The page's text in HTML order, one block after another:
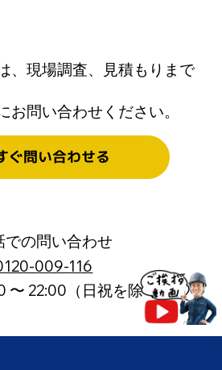
績で解決。施設別・失敗
とネットワーク基盤の作
、現場調査、見積もりまで
お問い合わせください。
ぐ問い合わせる
での問い合わせ
009-116
〜 22:00（日祝を除く）